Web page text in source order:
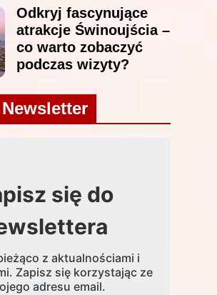
Odkryj fascynujące
atrakcje Świnoujścia –
co warto zobaczyć
podczas wizyty?
Newsletter
się do
z aktualnościami i
Zapisz się korzystając ze
adresu email.